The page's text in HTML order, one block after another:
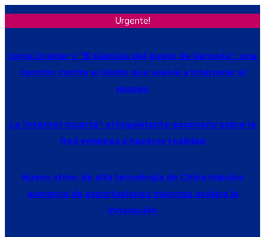
Urgente!
Jorge Drexler y “El pianista del gueto de Varsovia”: una
canción contra el olvido que vuelve a interpelar al
mundo
La ‘Internet muerta’: el inquietante escenario sobre la
Red empieza a hacerse realidad
Nuevo «trío» de alta tecnología de China impulsa
aumento de exportaciones mientras acelera la
innovación